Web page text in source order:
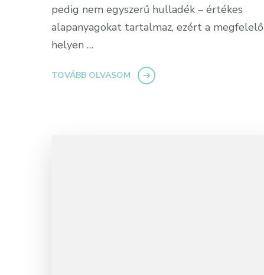
pedig nem egyszerű hulladék – értékes
alapanyagokat tartalmaz, ezért a megfelelő
helyen …
TOVÁBB OLVASOM